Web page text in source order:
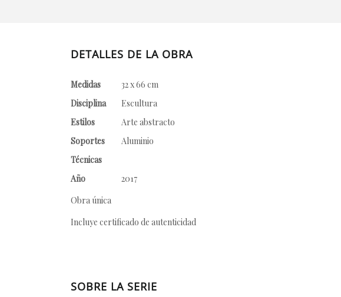
DETALLES DE LA OBRA
Medidas
32 x 66 cm
Disciplina
Escultura
Estilos
Arte abstracto
Soportes
Aluminio
Técnicas
Año
2017
Obra única
Incluye certificado de autenticidad
SOBRE LA SERIE